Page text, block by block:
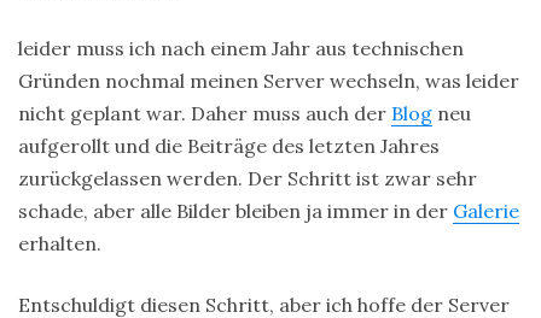
leider muss ich nach einem Jahr aus technischen
Gründen nochmal meinen Server wechseln, was leider
nicht geplant war. Daher muss auch der Blog neu
aufgerollt und die Beiträge des letzten Jahres
zurückgelassen werden. Der Schritt ist zwar sehr
schade, aber alle Bilder bleiben ja immer in der Galerie
erhalten.
Entschuldigt diesen Schritt, aber ich hoffe der Server